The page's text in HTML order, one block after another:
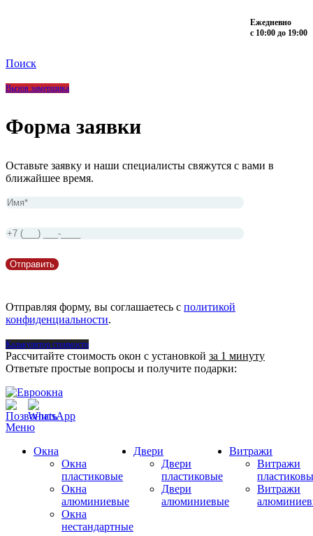
Ежедневно
с 10:00 до 19:00
Поиск
Вызов замерщика
Форма заявки
Оставьте заявку и наши специалисты свяжутся с вами в
ближайшее время.
Отправляя форму, вы соглашаетесь с политикой
конфиденциальности.
Калькулятор стоимости
Рассчитайте стоимость окон с установкой за 1 минуту
Ответьте простые вопросы и получите подарки:
Меню
Окна
Окна
пластиковые
Окна
алюминиевые
Окна
нестандартные
Двери
Двери
пластиковые
Двери
алюминиевые
Витражи
Витражи
Витражи